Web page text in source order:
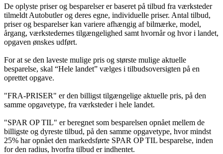
De oplyste priser og besparelser er baseret på tilbud fra værksteder
tilmeldt Autobutler og deres egne, individuelle priser. Antal tilbud,
priser og besparelser kan variere afhængig af bilmærke, model,
årgang, værkstedernes tilgængelighed samt hvornår og hvor i landet,
opgaven ønskes udført.
For at se den laveste mulige pris og største mulige aktuelle
besparelse, skal “Hele landet” vælges i tilbudsoversigten på en
oprettet opgave.
"FRA-PRISER" er den billigst tilgængelige aktuelle pris, på den
samme opgavetype, fra værksteder i hele landet.
"SPAR OP TIL" er beregnet som besparelsen opnået mellem de
billigste og dyreste tilbud, på den samme opgavetype, hvor mindst
25% har opnået den markedsførte SPAR OP TIL besparelse, inden
for den radius, hvorfra tilbud er indhentet.